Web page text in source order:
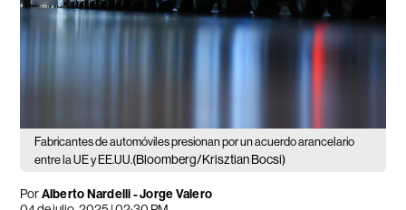
Fabricantes de automóviles presionan por un acuerdo arancelario
entre la UE y EE.UU.(Bloomberg/Krisztian Bocsi)
PorAlberto Nardelli - Jorge Valero